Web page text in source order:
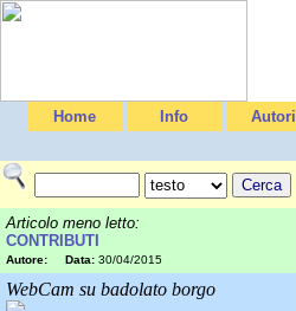
Home Info Autori
Articolo meno letto:
CONTRIBUTI
Autore: Data: 30/04/2015
WebCam su badolato borgo